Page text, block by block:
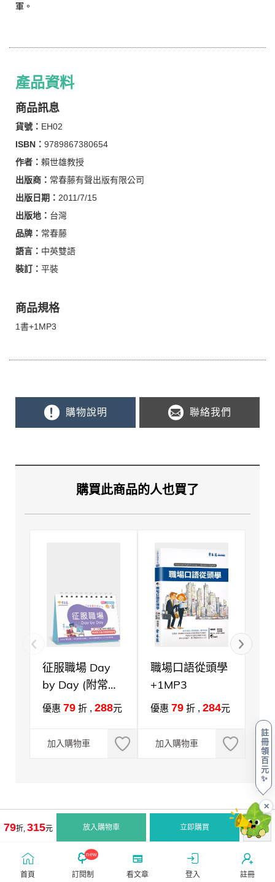
註
冊
領
百
元
✨
✕
首頁
new
訂閱制 看文章 登入 註冊
79折, 315元 放入購物車 立即購買
軍。
產品資料
商品訊息
貨號： EH02
ISBN： 9789867380654
作者： 賴世雄教授
出版商： 常春藤有聲出版有限公司
出版日期： 2011/7/15
出版地： 台灣
品牌： 常春藤
語言： 中英雙語
裝訂： 平裝
商品規格
1書+1MP3
購物說明 聯絡我們
購買此商品的人也買了
征服職場 Day
by Day (附常春
藤名師 Bernice
優惠 79 折 , 288元
加入購物車
職場口語從頭學
+1MP3
優惠 79 折 , 284元
加入購物車 加